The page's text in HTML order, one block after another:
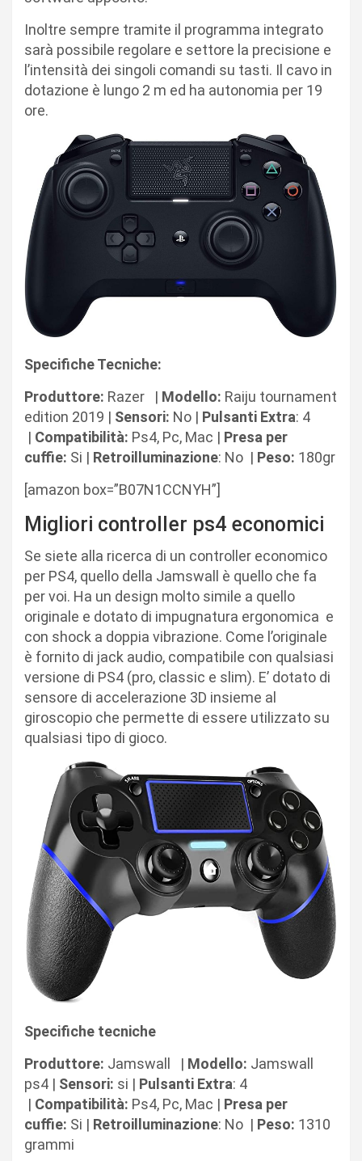
Inoltre sempre tramite il programma integrato
sarà possibile regolare e settore la precisione e
l’intensità dei singoli comandi su tasti. Il cavo in
dotazione è lungo 2 m ed ha autonomia per 19
ore.
Specifiche Tecniche:
Produttore: Razer | Modello: Raiju tournament
edition 2019 | Sensori: No | Pulsanti Extra: 4
| Compatibilità: Ps4, Pc, Mac | Presa per
cuffie: Si | Retroilluminazione: No | Peso: 180gr
[amazon box=”B07N1CCNYH”]
Migliori controller ps4 economici
Se siete alla ricerca di un controller economico
per PS4, quello della Jamswall è quello che fa
per voi. Ha un design molto simile a quello
originale e dotato di impugnatura ergonomica e
con shock a doppia vibrazione. Come l’originale
è fornito di jack audio, compatibile con qualsiasi
versione di PS4 (pro, classic e slim). E’ dotato di
sensore di accelerazione 3D insieme al
giroscopio che permette di essere utilizzato su
qualsiasi tipo di gioco.
Specifiche tecniche
Produttore: Jamswall | Modello: Jamswall
ps4 | Sensori: si | Pulsanti Extra: 4
| Compatibilità: Ps4, Pc, Mac | Presa per
cuffie: Si | Retroilluminazione: No | Peso: 1310
grammi